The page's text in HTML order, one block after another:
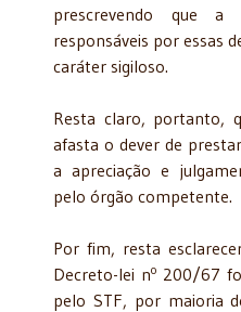
prescrevendo que
responsáveis por essas
caráter sigiloso.
Resta claro, portanto,
afasta o dever de
a apreciação e
pelo órgão competente.
Por fim, resta
Decreto-lei no 200/67
pelo STF, por maioria